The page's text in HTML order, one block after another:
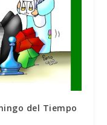
del Tiempo